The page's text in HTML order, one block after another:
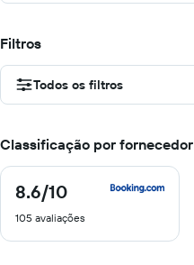
Filtros
Todos os filtros
Classificação por fornecedor
8.6/10
8.6
10
105 avaliações